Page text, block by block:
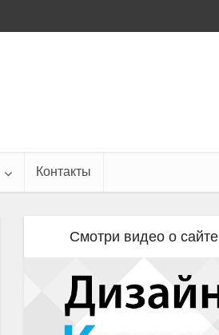
Контакты
Смотри видео о сайте